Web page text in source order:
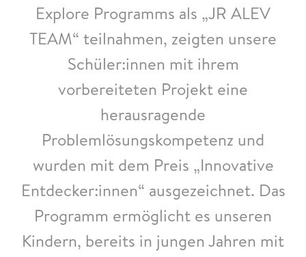
Explore Programms als „JR ALEV
TEAM“ teilnahmen, zeigten unsere
Schüler:innen mit ihrem
vorbereiteten Projekt eine
herausragende
Problemlösungskompetenz und
wurden mit dem Preis „Innovative
Entdecker:innen“ ausgezeichnet. Das
Programm ermöglicht es unseren
Kindern, bereits in jungen Jahren mit